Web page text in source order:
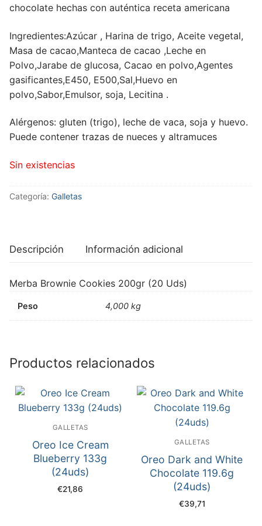
chocolate hechas con auténtica receta americana
Ingredientes:Azúcar , Harina de trigo, Aceite vegetal,
Masa de cacao,Manteca de cacao ,Leche en
Polvo,Jarabe de glucosa, Cacao en polvo,Agentes
gasificantes,E450, E500,Sal,Huevo en
polvo,Sabor,Emulsor, soja, Lecitina .
Alérgenos: gluten (trigo), leche de vaca, soja y huevo.
Puede contener trazas de nueces y altramuces
Sin existencias
Categoría: Galletas
Descripción Información adicional
Merba Brownie Cookies 200gr (20 Uds)
Peso 4,000 kg
Productos relacionados
GALLETAS
Oreo Ice Cream
Blueberry 133g
(24uds)
€21,86
GALLETAS
Oreo Dark and White
Chocolate 119.6g
(24uds)
€39,71